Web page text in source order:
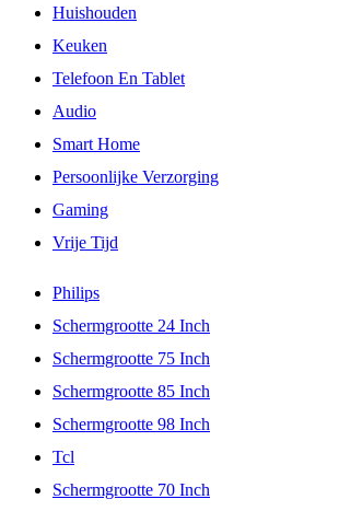
Huishouden
Keuken
Telefoon En Tablet
Audio
Smart Home
Persoonlijke Verzorging
Gaming
Vrije Tijd
Philips
Schermgrootte 24 Inch
Schermgrootte 75 Inch
Schermgrootte 85 Inch
Schermgrootte 98 Inch
Tcl
Schermgrootte 70 Inch